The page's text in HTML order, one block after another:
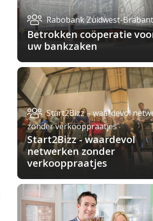
Rabobank Zuidwest-Brabant
Betrokken coöperatie
uw bankzaken
Start2Bizz – waardevol
zonder verkooppraatjes
Start2Bizz - waardevol
netwerken zonder
verkooppraatjes